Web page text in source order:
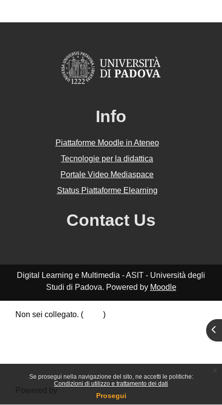
Se prosegui nella navigazione del sito, ne accetti le politiche:
Condizioni di utilizzo e trattamento dei dati
Prosegui
Info
Piattaforme Moodle in Ateneo
Tecnologie per la didattica
Portale Video Mediaspace
Status Piattaforme Elearning
Contact Us
Digital Learning e Multimedia - ASIT - Università degli
Studi di Padova. Powered by Moodle
Non sei collegato. (
)
Passa al tema standard
Powered by